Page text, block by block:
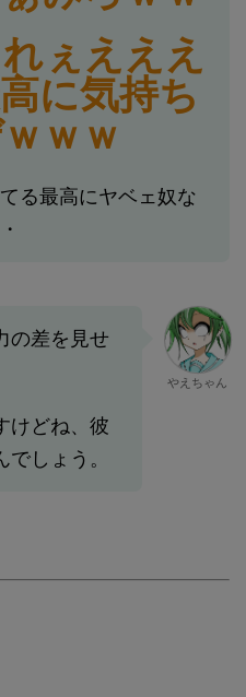
ぇえええ
に気持ち
ｗｗ
る最高にヤベェ奴な
の差を見せ
けどね、彼
しょう。
やえちゃん